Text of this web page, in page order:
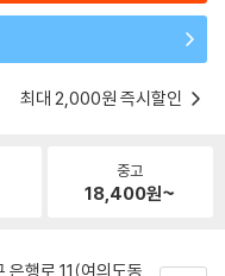
최대 2,000원 즉시할인
중고
18,400원~
은행로 11(여의도동,